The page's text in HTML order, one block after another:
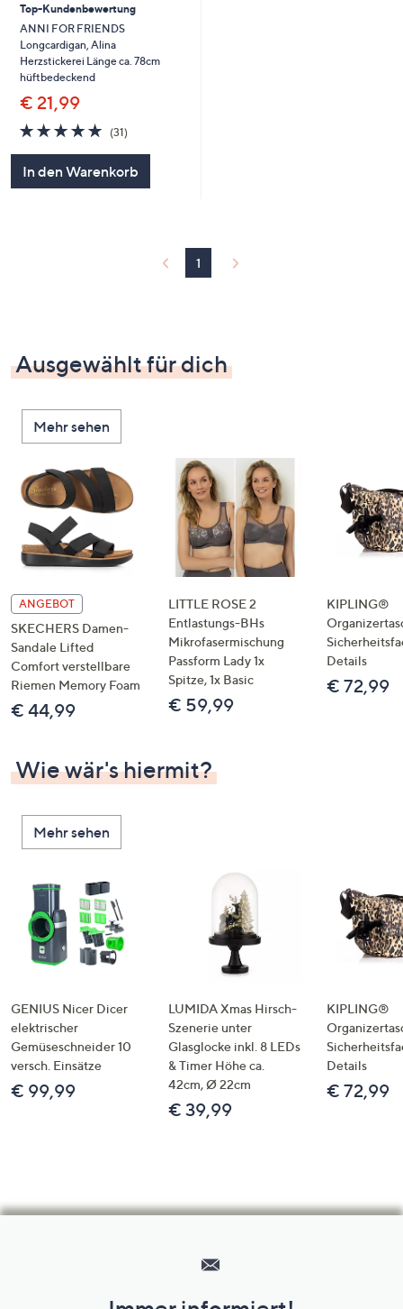
Top-Kundenbewertung
ANNI FOR FRIENDS
Longcardigan, Alina
Herzstickerei Länge ca. 78cm
hüftbedeckend
€ 21,99
4.7
von
(31)31
In den Warenkorb
1
Ausgewählt für dich
Mehr sehen
ANGEBOT
SKECHERS Damen-
Sandale Lifted
Comfort verstellbare
Riemen Memory Foam
€ 44,99
LITTLE ROSE 2
Entlastungs-BHs
Mikrofasermischung
Passform Lady 1x
Spitze, 1x Basic
€ 59,99
KIPLING®
Details
€ 72,99
Wie wär's hiermit?
Mehr sehen
GENIUS Nicer Dicer
elektrischer
Gemüseschneider 10
versch. Einsätze
€ 99,99
LUMIDA Xmas Hirsch-
Szenerie unter
Glasglocke inkl. 8 LEDs
& Timer Höhe ca.
42cm, Ø 22cm
€ 39,99
KIPLING®
Details
€ 72,99